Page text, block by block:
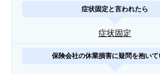
症状固定と言われたら
症状固定
保険会社の休業損害に疑問を抱いて